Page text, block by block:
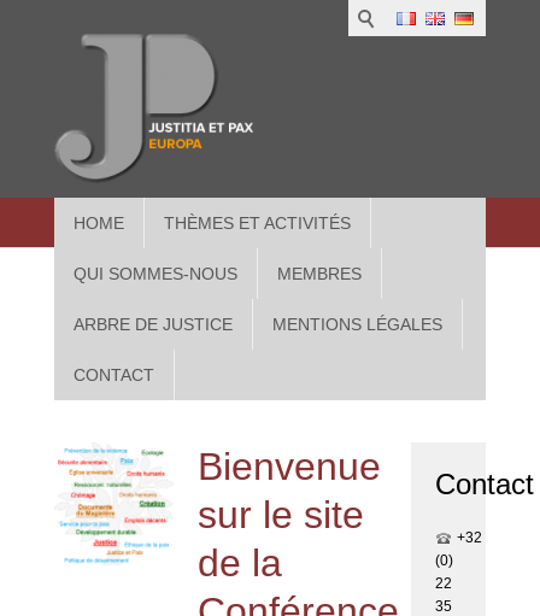
HOME THÈMES ET ACTIVITÉS
QUI SOMMES-NOUS MEMBRES
ARBRE DE JUSTICE MENTIONS LÉGALES
CONTACT
in
Bienvenue
sur le site
de la
Contact
+32
(0)
22
35